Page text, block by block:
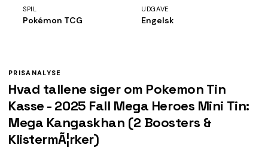
SPIL
Pokémon TCG
UDGAVE
Engelsk
PRISANALYSE
Hvad tallene siger om Pokemon Tin
Kasse - 2025 Fall Mega Heroes Mini Tin:
Mega Kangaskhan (2 Boosters &
KlistermÃ¦rker)